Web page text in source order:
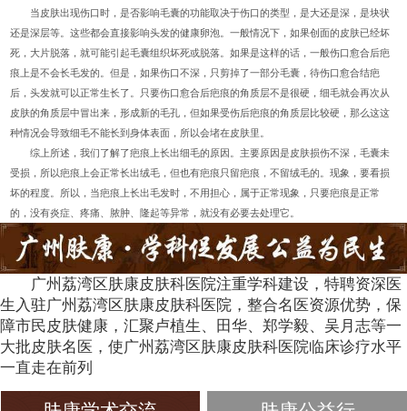
当皮肤出现伤口时，是否影响毛囊的功能取决于伤口的类型，是大还是深，是块状
还是深层等。这些都会直接影响头发的健康卵泡。一般情况下，如果创面的皮肤已经坏
死，大片脱落，就可能引起毛囊组织坏死或脱落。如果是这样的话，一般伤口愈合后疤
痕上是不会长毛发的。但是，如果伤口不深，只剪掉了一部分毛囊，待伤口愈合结疤
后，头发就可以正常生长了。只要伤口愈合后疤痕的角质层不是很硬，细毛就会再次从
皮肤的角质层中冒出来，形成新的毛孔，但如果受伤后疤痕的角质层比较硬，那么这这
种情况会导致细毛不能长到身体表面，所以会堵在皮肤里。
综上所述，我们了解了疤痕上长出细毛的原因。主要原因是皮肤损伤不深，毛囊未
受损，所以疤痕上会正常长出绒毛，但也有疤痕只留疤痕，不留绒毛的。现象，要看损
坏的程度。所以，当疤痕上长出毛发时，不用担心，属于正常现象，只要疤痕是正常
的，没有炎症、疼痛、脓肿、隆起等异常，就没有必要去处理它。
广州荔湾区肤康皮肤科医院注重学科建设，特聘资深医
生入驻广州荔湾区肤康皮肤科医院，整合名医资源优势，保
障市民皮肤健康，汇聚卢植生、田华、郑学毅、吴月志等一
大批皮肤名医，使广州荔湾区肤康皮肤科医院临床诊疗水平
一直走在前列